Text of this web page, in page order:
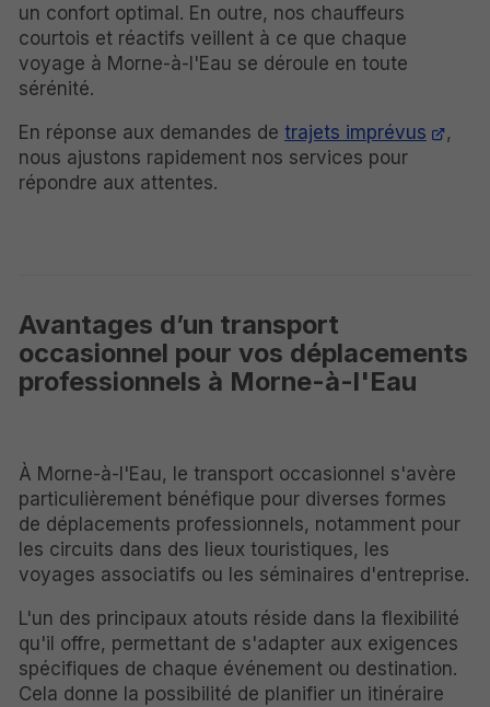
un confort optimal. En outre, nos chauffeurs
courtois et réactifs veillent à ce que chaque
voyage à Morne-à-l'Eau se déroule en toute
sérénité.
En réponse aux demandes de trajets imprévus
,
nous ajustons rapidement nos services pour
répondre aux attentes.
Avantages d’un transport
occasionnel pour vos déplacements
professionnels à Morne-à-l'Eau
À Morne-à-l'Eau, le transport occasionnel s'avère
particulièrement bénéfique pour diverses formes
de déplacements professionnels, notamment pour
les circuits dans des lieux touristiques, les
voyages associatifs ou les séminaires d'entreprise.
L'un des principaux atouts réside dans la flexibilité
qu'il offre, permettant de s'adapter aux exigences
spécifiques de chaque événement ou destination.
Cela donne la possibilité de planifier un itinéraire